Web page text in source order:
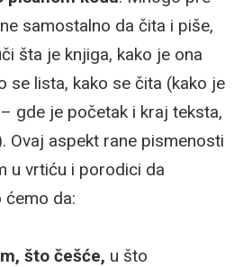
samostalno da čita i piše,
šta je knjiga, kako je ona
se lista, kako se čita (kako je
gde je početak i kraj teksta,
Ovaj aspekt rane pismenosti
u vrtiću i porodici da
da:
što češće, u što